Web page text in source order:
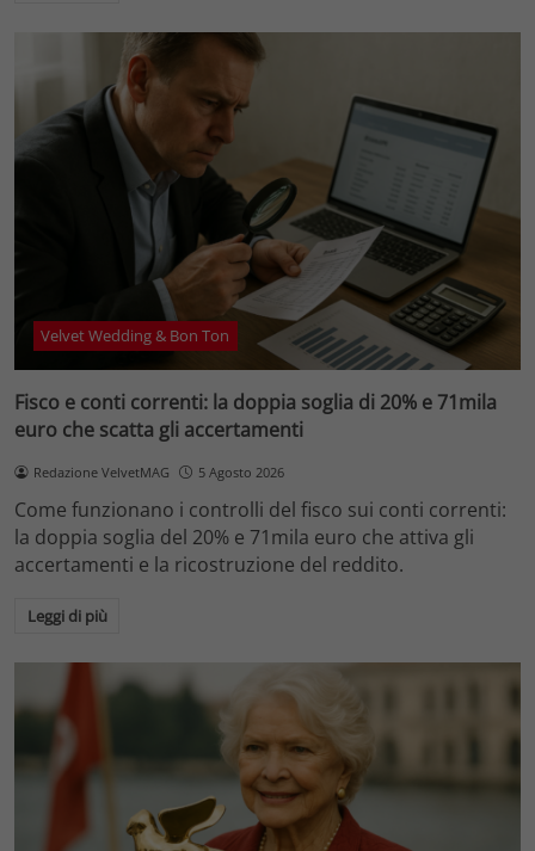
Velvet Wedding & Bon Ton
Fisco e conti correnti: la doppia soglia di 20% e 71mila
euro che scatta gli accertamenti
Redazione VelvetMAG 5 Agosto 2026
Come funzionano i controlli del fisco sui conti correnti:
la doppia soglia del 20% e 71mila euro che attiva gli
accertamenti e la ricostruzione del reddito.
Leggi di più